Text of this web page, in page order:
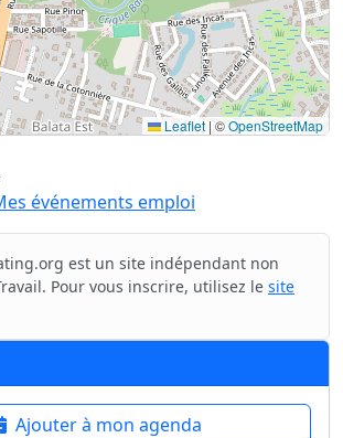
Leaflet | ©OpenStreetMap
événements emploi
est un site indépendant non
Pour vous inscrire, utilisez le site
Ajouter à mon agenda